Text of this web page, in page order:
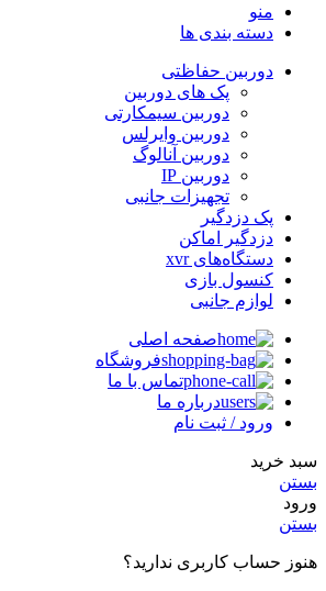
منو
دسته بندی ها
دوربین حفاظتی
پک های دوربین
دوربین سیمکارتی
دوربین وایرلس
دوربین آنالوگ
دوربین IP
تجهیزات جانبی
پک دزدگیر
دزدگیر اماکن
دستگاه‌های xvr
کنسول بازی
لوازم جانبی
صفحه اصلی
فروشگاه
تماس با ما
درباره ما
ورود / ثبت نام
سبد خرید
بستن
ورود
بستن
هنوز حساب کاربری ندارید؟